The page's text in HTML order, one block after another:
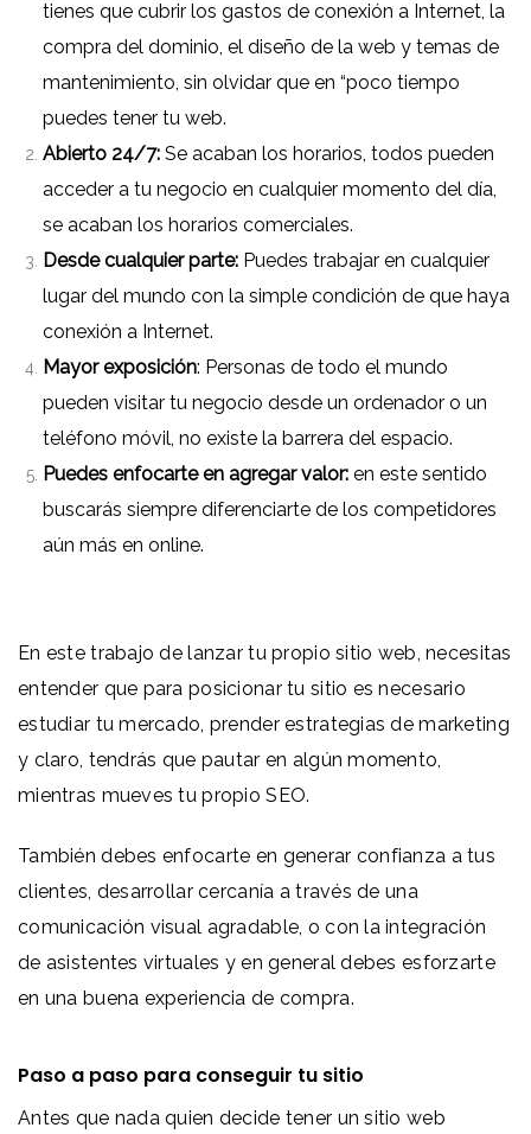
tienes que cubrir los gastos de conexión a Internet, la
compra del dominio, el diseño de la web y temas de
mantenimiento, sin olvidar que en “poco tiempo
puedes tener tu web.
Abierto 24/7: Se acaban los horarios, todos pueden
acceder a tu negocio en cualquier momento del día,
se acaban los horarios comerciales.
Desde cualquier parte: Puedes trabajar en cualquier
lugar del mundo con la simple condición de que haya
conexión a Internet.
Mayor exposición: Personas de todo el mundo
pueden visitar tu negocio desde un ordenador o un
teléfono móvil, no existe la barrera del espacio.
Puedes enfocarte en agregar valor: en este sentido
buscarás siempre diferenciarte de los competidores
aún más en online.
En este trabajo de lanzar tu propio sitio web, necesitas
entender que para posicionar tu sitio es necesario
estudiar tu mercado, prender estrategias de marketing
y claro, tendrás que pautar en algún momento,
mientras mueves tu propio SEO.
También debes enfocarte en generar confianza a tus
clientes, desarrollar cercanía a través de una
comunicación visual agradable, o con la integración
de asistentes virtuales y en general debes esforzarte
en una buena experiencia de compra.
Paso a paso para conseguir tu sitio
Antes que nada quien decide tener un sitio web